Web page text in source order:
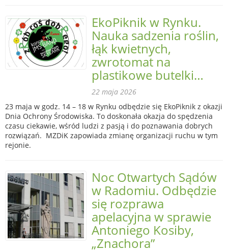
EkoPiknik w Rynku.
Nauka sadzenia roślin,
łąk kwietnych,
zwrotomat na
plastikowe butelki…
22 maja 2026
23 maja w godz. 14 – 18 w Rynku odbędzie się EkoPiknik z okazji
Dnia Ochrony Środowiska. To doskonała okazja do spędzenia
czasu ciekawie, wśród ludzi z pasją i do poznawania dobrych
rozwiązań. MZDiK zapowiada zmianę organizacji ruchu w tym
rejonie.
Noc Otwartych Sądów
w Radomiu. Odbędzie
się rozprawa
apelacyjna w sprawie
Antoniego Kosiby,
„Znachora”